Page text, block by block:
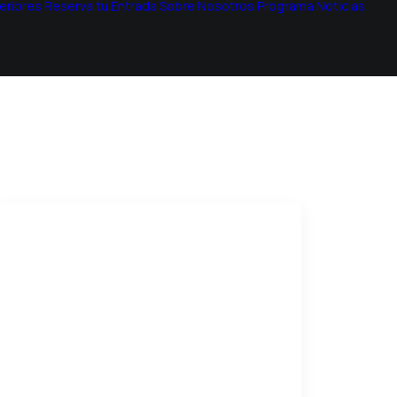
Reserva tu Entrada Sobre Nosotros Programa Noticias